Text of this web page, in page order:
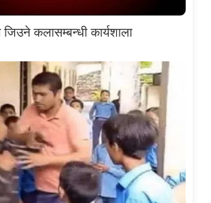
कलासम्बन्धी कार्यशाला